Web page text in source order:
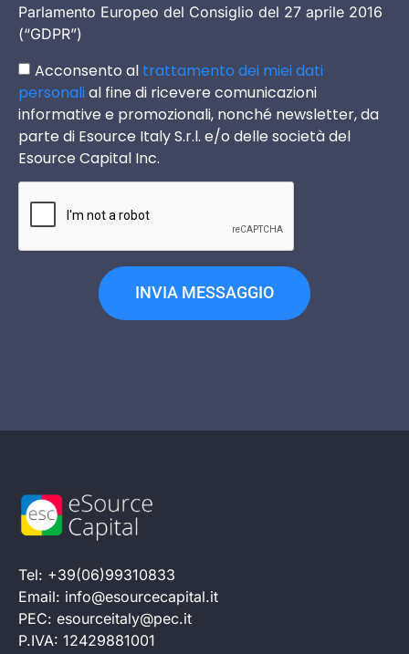
Parlamento Europeo del Consiglio del 27 aprile 2016
(“GDPR”)
Acconsento al trattamento dei miei dati
personalial fine di ricevere comunicazioni
informative e promozionali, nonché newsletter, da
parte di Esource Italy S.r.l. e/o delle società del
Esource Capital Inc.
INVIA MESSAGGIO
Tel: +39(06)99310833
Email: info@esourcecapital.it
PEC: esourceitaly@pec.it
P.IVA: 12429881001